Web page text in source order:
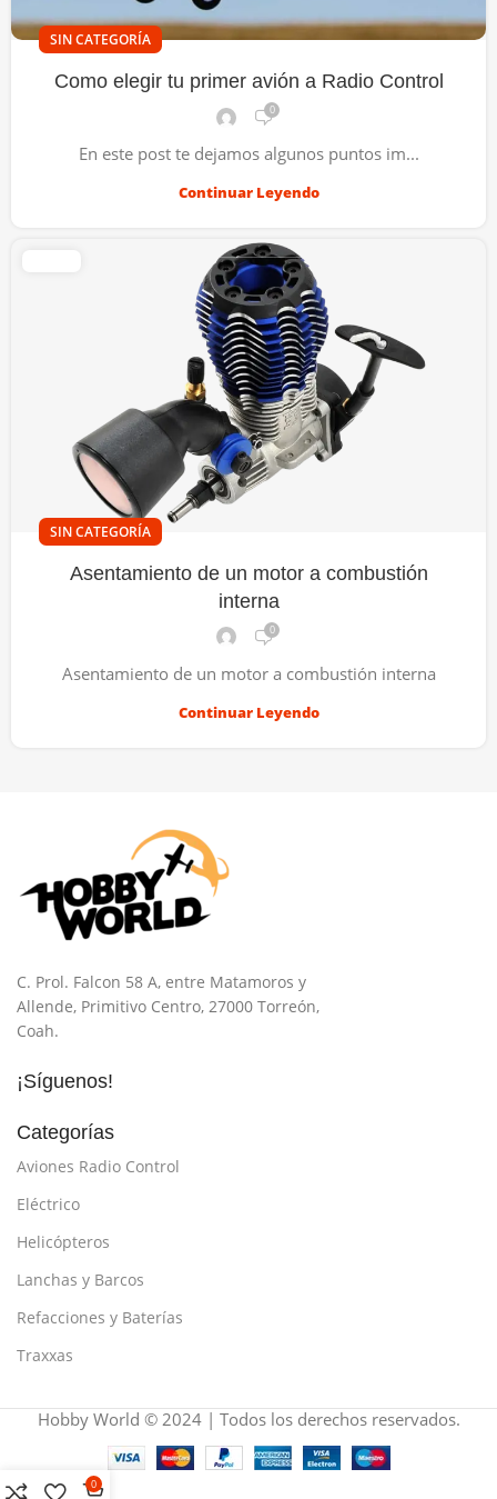
SIN CATEGORÍA
Como elegir tu primer avión a Radio Control
0
En este post te dejamos algunos puntos im...
Continuar Leyendo
SIN CATEGORÍA
Asentamiento de un motor a combustión
interna
0
Asentamiento de un motor a combustión interna
Continuar Leyendo
C. Prol. Falcon 58 A, entre Matamoros y
Allende, Primitivo Centro, 27000 Torreón,
Coah.
¡Síguenos!
Categorías
Aviones Radio Control
Eléctrico
Helicópteros
Lanchas y Barcos
Refacciones y Baterías
Traxxas
Hobby World © 2024 | Todos los derechos reservados.
0